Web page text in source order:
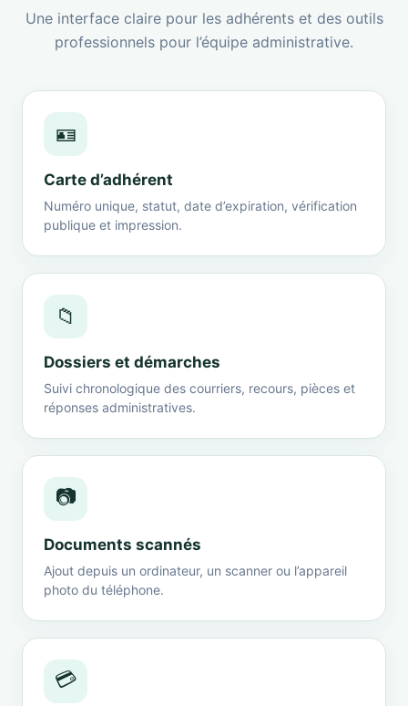
Une interface claire pour les adhérents et des outils
professionnels pour l’équipe administrative.
🪪
Carte d’adhérent
Numéro unique, statut, date d’expiration, vérification
publique et impression.
📁
Dossiers et démarches
Suivi chronologique des courriers, recours, pièces et
réponses administratives.
📷
Documents scannés
Ajout depuis un ordinateur, un scanner ou l’appareil
photo du téléphone.
💳